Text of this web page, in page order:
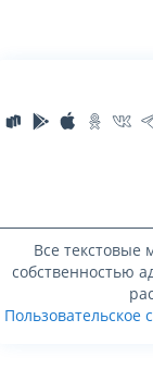
Все текстовые
собственностью
Пользовательское